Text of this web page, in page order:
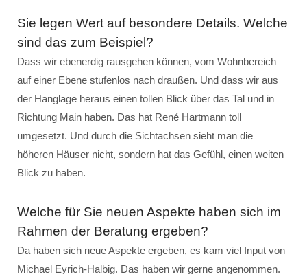
Sie legen Wert auf besondere Details. Welche
sind das zum Beispiel?
Dass wir ebenerdig rausgehen können, vom Wohnbereich
auf einer Ebene stufenlos nach draußen. Und dass wir aus
der Hanglage heraus einen tollen Blick über das Tal und in
Richtung Main haben. Das hat René Hartmann toll
umgesetzt. Und durch die Sichtachsen sieht man die
höheren Häuser nicht, sondern hat das Gefühl, einen weiten
Blick zu haben.
Welche für Sie neuen Aspekte haben sich im
Rahmen der Beratung ergeben?
Da haben sich neue Aspekte ergeben, es kam viel Input von
Michael Eyrich-Halbig. Das haben wir gerne angenommen.